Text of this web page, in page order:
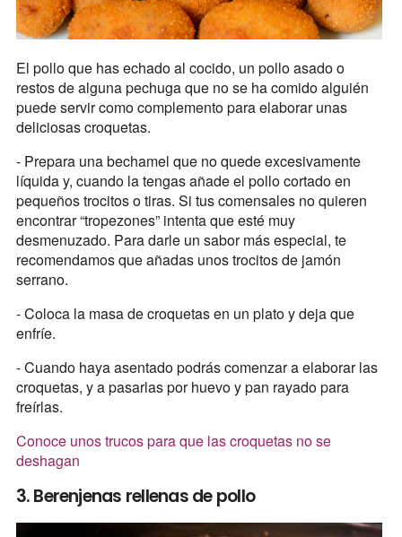
El pollo que has echado al cocido, un pollo asado o
restos de alguna pechuga que no se ha comido alguién
puede servir como complemento para elaborar unas
deliciosas croquetas.
- Prepara una bechamel que no quede excesivamente
líquida y, cuando la tengas añade el pollo cortado en
pequeños trocitos o tiras. Si tus comensales no quieren
encontrar “tropezones” intenta que esté muy
desmenuzado. Para darle un sabor más especial, te
recomendamos que añadas unos trocitos de jamón
serrano.
- Coloca la masa de croquetas en un plato y deja que
enfríe.
- Cuando haya asentado podrás comenzar a elaborar las
croquetas, y a pasarlas por huevo y pan rayado para
freírlas.
Conoce unos trucos para que las croquetas no se
deshagan
3. Berenjenas rellenas de pollo